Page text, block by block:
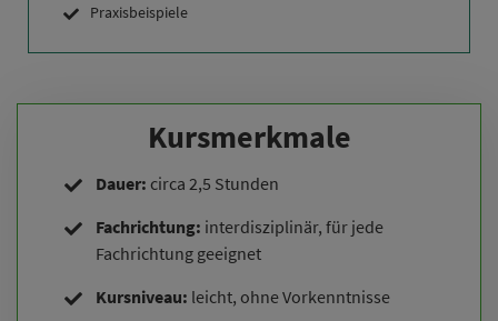
Praxisbeispiele
Kursmerkmale
Dauer: circa 2,5 Stunden
Fachrichtung: interdisziplinär, für jede
Fachrichtung geeignet
Kursniveau: leicht, ohne Vorkenntnisse